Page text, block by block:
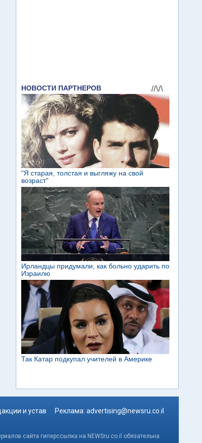
и устав Реклама: advertising@newsru.co.il
сайта гиперссылка на NEWSru.co.il обязательна.